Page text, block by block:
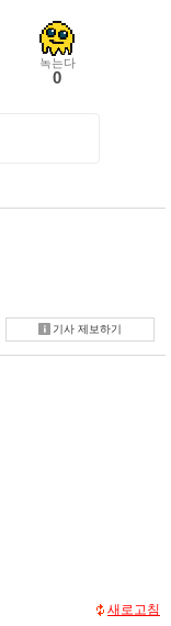
녹는다
0
기사 제보하기
새로고침